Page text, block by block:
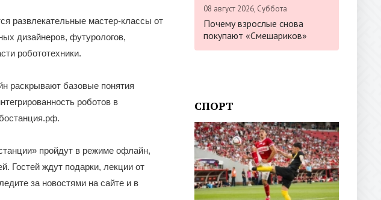
развлекательные мастер-классы от
дизайнеров, футурологов,
робототехники.
раскрывают базовые понятия
роботов в
пройдут в режиме офлайн,
Гостей ждут подарки, лекции от
за новостями на сайте и в
08 август 2026, Суббота
Почему взрослые снова
покупают «Смешариков»
СПОРТ